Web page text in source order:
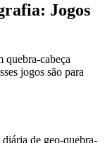
Jogos
quebra-cabeça
jogos são para
de geo-quebra-